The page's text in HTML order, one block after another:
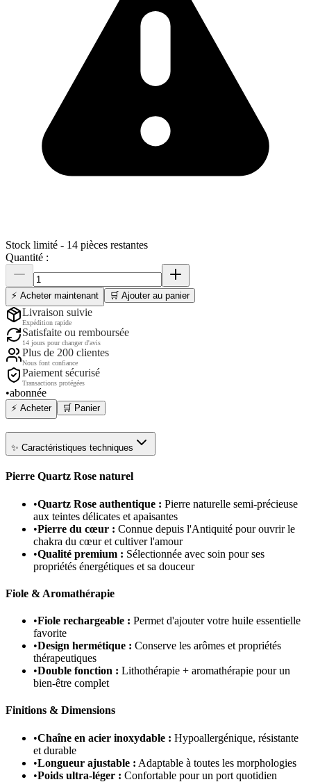
Stock limité - 14 pièces restantes
Quantité :
⚡ Acheter maintenant 🛒 Ajouter au panier
Livraison suivie
Expédition rapide
Satisfaite ou remboursée
14 jours pour changer d'avis
Plus de 200 clientes
Nous font confiance
Paiement sécurisé
Transactions protégées
•abonnée
⚡ Acheter 🛒 Panier
✨ Caractéristiques techniques
Pierre Quartz Rose naturel
•Quartz Rose authentique : Pierre naturelle semi-précieuse
aux teintes délicates et apaisantes
•Pierre du cœur : Connue depuis l'Antiquité pour ouvrir le
chakra du cœur et cultiver l'amour
•Qualité premium : Sélectionnée avec soin pour ses
propriétés énergétiques et sa douceur
Fiole & Aromathérapie
•Fiole rechargeable : Permet d'ajouter votre huile essentielle
favorite
•Design hermétique : Conserve les arômes et propriétés
thérapeutiques
•Double fonction : Lithothérapie + aromathérapie pour un
bien-être complet
Finitions & Dimensions
•Chaîne en acier inoxydable : Hypoallergénique, résistante
et durable
•Longueur ajustable : Adaptable à toutes les morphologies
•Poids ultra-léger : Confortable pour un port quotidien